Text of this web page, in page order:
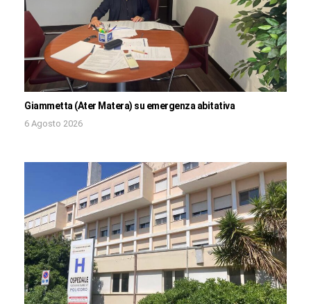
Giammetta (Ater Matera) su emergenza abitativa
6 Agosto 2026